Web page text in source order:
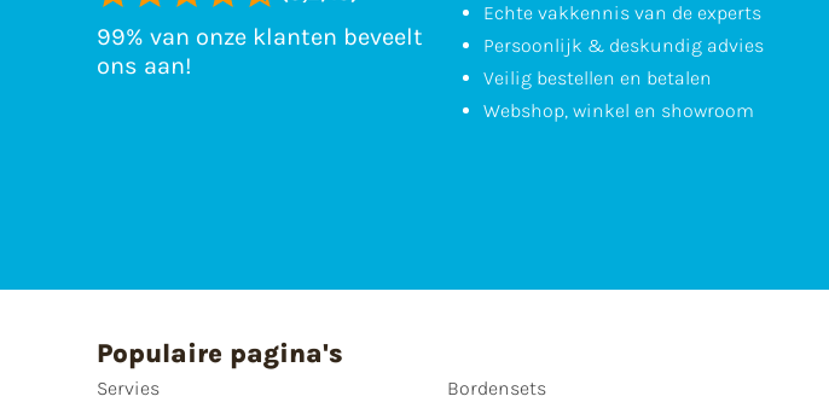
99% van onze klanten beveelt
ons aan!
Echte vakkennis van de experts
Persoonlijk & deskundig advies
Veilig bestellen en betalen
Webshop, winkel en showroom
Populaire pagina's
Servies
Bordensets